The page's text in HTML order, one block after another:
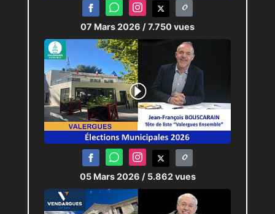
07 Mars 2026 / 7.750 vues
05 Mars 2026 / 5.862 vues